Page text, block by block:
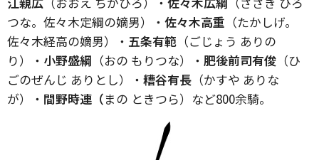
つな。佐々木定綱の嫡男）・ 佐々木高重 （たかしげ。
佐々木経高の嫡男）・ 五条有範 （ごじょう ありの
り）・ 小野盛綱 （おの もりつな）・ 肥後前司有俊 （ひ
ごのぜんじ ありとし）・ 糟谷有長 （かすや ありな
が）・ 間野時連（まの ときつら）など800余騎。